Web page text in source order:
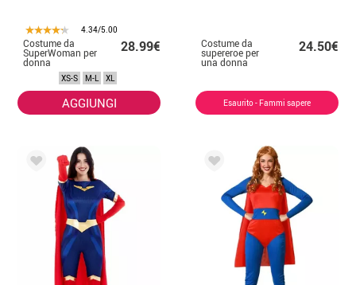
4.34/5.00
Costume da
SuperWoman per
donna
28.99€
XS-S M-L XL
AGGIUNGI
Costume da
supereroe per
una donna
24.50€
Esaurito - Fammi sapere